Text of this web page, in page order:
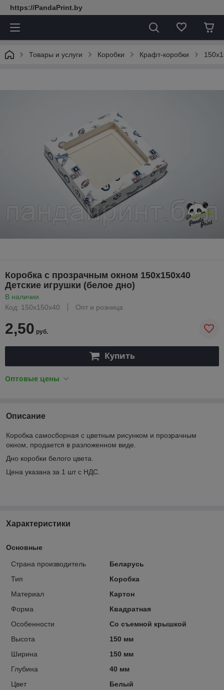
https://PandaPrint.by
Товары и услуги Коробки Крафт-коробки
Коробка с прозрачным окном 150х150х40
Детские игрушки (белое дно)
В наличии
Код: 150х150х40
Опт и розница
2,50 руб.
Купить
Оптовые цены
Описание
Коробка самосборная с цветным рисунком и прозрачным
окном, продается в разложенном виде.
Дно коробки белого цвета.
Цена указана за 1 шт с НДС.
Характеристики
Основные
Страна производитель
Беларусь
Тип
Коробка
Материал
Картон
Форма
Квадратная
Особенности
Со съемной крышкой
Высота
150 мм
Ширина
150 мм
Глубина
40 мм
Цвет
Белый